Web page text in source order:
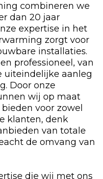
combineren we
dan 20 jaar
expertise in het
zorgt voor
installaties.
professioneel, van
uiteindelijke aanleg
Door onze
wij op maat
voor zowel
klanten, denk
van totale
de omvang van
die wij met ons